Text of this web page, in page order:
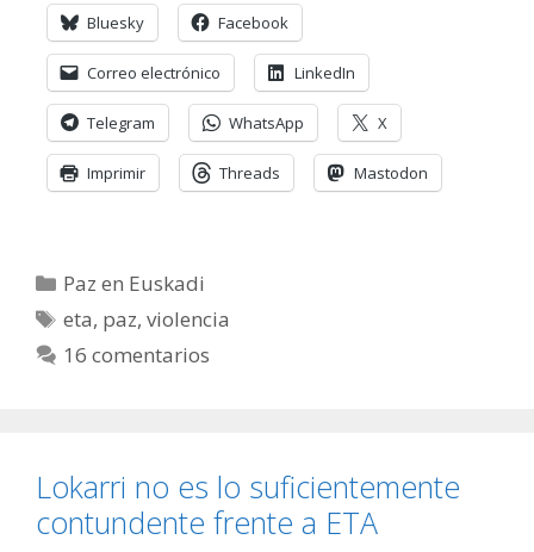
Bluesky Facebook
Correo electrónico LinkedIn
Telegram WhatsApp X
Imprimir Threads Mastodon
Categorías
Paz en Euskadi
Etiquetas
eta, paz,violencia
16 comentarios
Lokarri no es lo suficientemente
contundente frente a ETA